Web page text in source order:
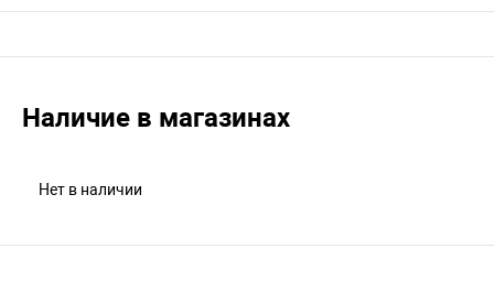
Наличие в магазинах
Нет в наличии